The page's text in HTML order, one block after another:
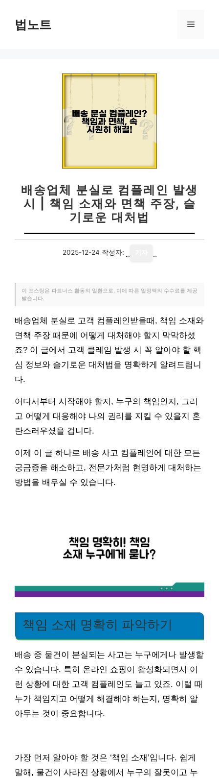
법노트 메
배송업체 분실로 컴플레인 발생
시 | 책임 소재와 면책 주장, 슬
기로운 대처법
2025-12-24 작성자:
이 포스팅은 파트너스 활동의 일환으로, 이에 따른 일정액의 수수료를 제공
받습니다.
배송업체 분실로 고객 컴플레인받을때, 책임 소재와
면책 주장 때문에 어떻게 대처해야 할지 막막하셨
죠? 이 글에서 고객 클레임 발생 시 꼭 알아야 할 핵
심 정보와 슬기로운 대처법을 명확하게 알려드립니
다.
어디서부터 시작해야 할지, 누구의 책임인지, 그리
고 어떻게 대응해야 나의 권리를 지킬 수 있을지 혼
란스러우셨을 겁니다.
이제 이 글 하나로 배송 사고 컴플레인에 대한 모든
궁금증을 해소하고, 전문가처럼 현명하게 대처하는
방법을 배우실 수 있습니다.
책임 소재 명확히 파악하기
배송 중 물건이 분실되는 사고는 누구에게나 발생할
수 있습니다. 특히 온라인 쇼핑이 활성화되면서 이
런 상황에 대한 고객 컴플레인도 늘고 있죠. 이럴 때
누가 책임지고 어떻게 해결해야 하는지, 명확히 알
아두는 것이 중요합니다.
가장 먼저 알아야 할 것은 ‘책임 소재’입니다. 쉽게
말해, 물건이 사라진 상황에서 누구의 잘못이고 누